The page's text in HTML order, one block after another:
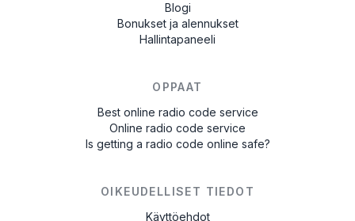
Blogi
Bonukset ja alennukset
Hallintapaneeli
OPPAAT
Best online radio code service
Online radio code service
Is getting a radio code online safe?
OIKEUDELLISET TIEDOT
Käyttöehdot